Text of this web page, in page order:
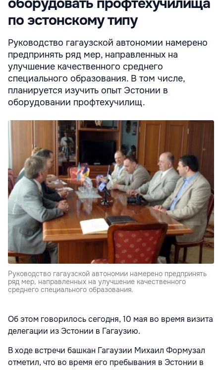
оборудовать профтехучилища
по эстонскому типу
Руководство гагаузской автономии намерено
предпринять ряд мер, направленных на
улучшение качественного среднего
специального образования. В том числе,
планируется изучить опыт Эстонии в
оборудовании профтехучилищ.
Руководство гагаузской автономии намерено предпринять
ряд мер, направленных на улучшение качественного
среднего специального образования.
Об этом говорилось сегодня, 10 мая во время визита
делегации из Эстонии в Гагаузию.
В ходе встречи башкан Гагаузии Михаил Формузал
отметил, что во время его пребывания в Эстонии в